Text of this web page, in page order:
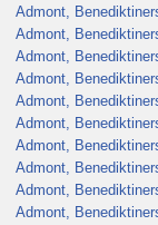
Admont,
Admont,
Admont,
Admont,
Admont,
Admont,
Admont,
Admont,
Admont,
Admont,